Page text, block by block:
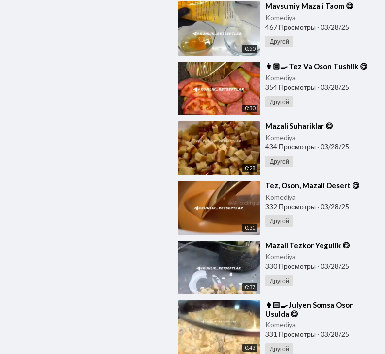
0:50
⁣Mavsumiy Mazali Taom 😋
Komediya
467 Просмотры · 03/28/25
Другой
0:30
⁣👩🏻‍🍳 Tez Va Oson Tushlik 😋
Komediya
354 Просмотры · 03/28/25
Другой
0:28
⁣Mazali Suhariklar 😋
Komediya
434 Просмотры · 03/28/25
Другой
0:31
⁣Tez, Oson, Mazali Desert 😋
Komediya
332 Просмотры · 03/28/25
Другой
0:37
⁣Mazali Tezkor Yegulik 😋
Komediya
330 Просмотры · 03/28/25
Другой
0:43
⁣👩🏻‍🍳 Julyen Somsa Oson
Usulda 😋
Komediya
331 Просмотры · 03/28/25
Другой